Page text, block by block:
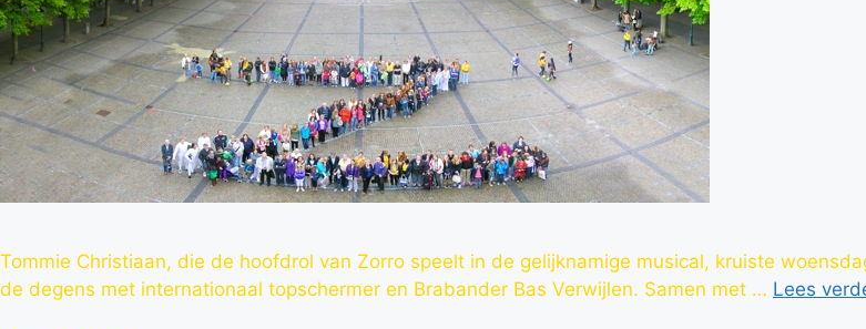
Tommie Christiaan, die de hoofdrol van Zorro speelt in de gelijknamige musical, kruiste
de degens met internationaal topschermer en Brabander Bas Verwijlen. Samen met … Lees